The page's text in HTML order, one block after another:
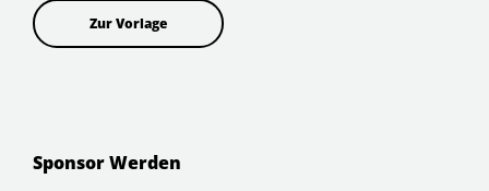
Zur Vorlage
Sponsor Werden